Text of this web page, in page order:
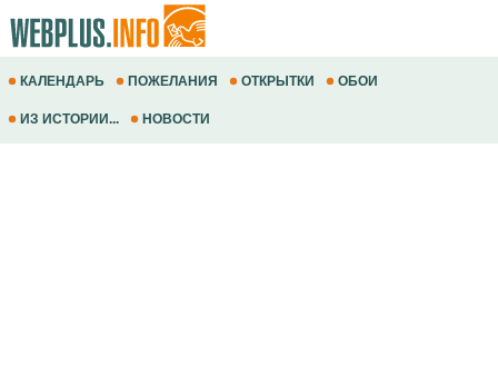
КАЛЕНДАРЬ ПОЖЕЛАНИЯ ОТКРЫТКИ ОБОИ
ИЗ ИСТОРИИ... НОВОСТИ